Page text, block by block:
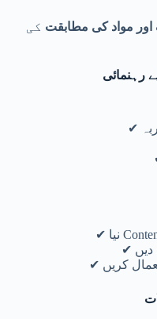
اور مواد کی مطابقت کی
رہنمائی
دیں
کریں